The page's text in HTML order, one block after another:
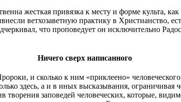
жесткая привязка к месту и форме культа,
ветхозаветную практику в Христианство,
что проповедует он исключительно
Ничего сверх написанного
и сколько к ним «приклеено»
здесь, а и в иных высказывания, ограничивая
заповедей человеческих, которые,